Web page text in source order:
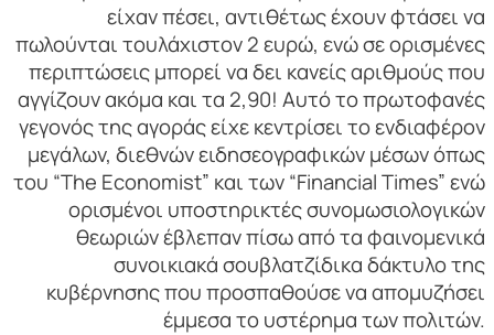
είχαν πέσει, αντιθέτως έχουν φτάσει να
πωλούνται τουλάχιστον 2 ευρώ, ενώ σε ορισμένες
περιπτώσεις μπορεί να δει κανείς αριθμούς που
αγγίζουν ακόμα και τα 2,90! Αυτό το πρωτοφανές
γεγονός της αγοράς είχε κεντρίσει το ενδιαφέρον
μεγάλων, διεθνών ειδησεογραφικών μέσων όπως
του “The Economist” και των “Financial Times” ενώ
ορισμένοι υποστηρικτές συνομωσιολογικών
θεωριών έβλεπαν πίσω από τα φαινομενικά
συνοικιακά σουβλατζίδικα δάκτυλο της
κυβέρνησης που προσπαθούσε να απομυζήσει
έμμεσα το υστέρημα των πολιτών.